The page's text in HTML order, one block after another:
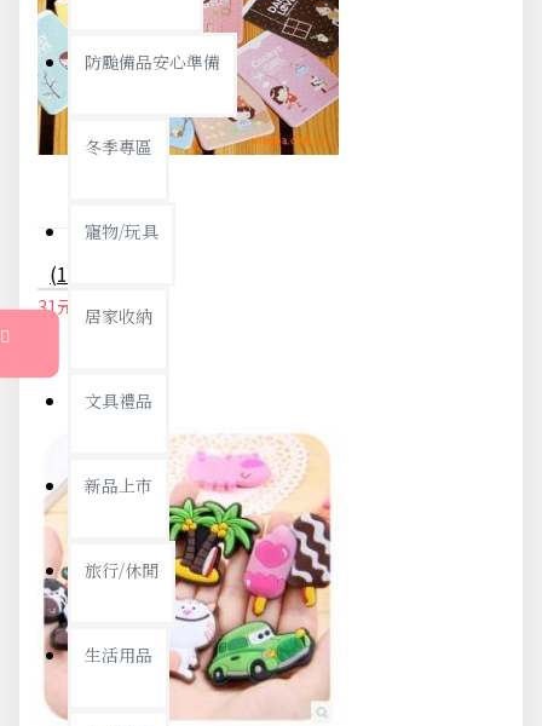
防颱備品安心準備
冬季專區
寵物/玩具
居家收納
文具禮品
新品上市
旅行/休閒
生活用品
31元 33元